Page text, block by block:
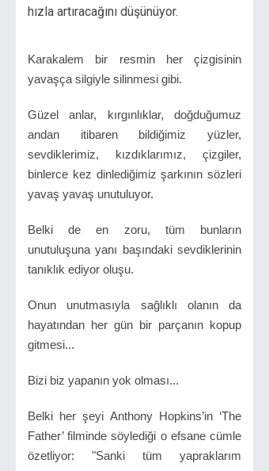
hızla artıracağını düşünüyor.
Karakalem bir resmin her çizgisinin
yavaşça silgiyle silinmesi gibi.
Güzel anlar, kırgınlıklar, doğduğumuz
andan itibaren bildiğimiz yüzler,
sevdiklerimiz, kızdıklarımız, çizgiler,
binlerce kez dinlediğimiz şarkının sözleri
yavaş yavaş unutuluyor.
Belki de en zoru, tüm bunların
unutuluşuna yanı başındaki sevdiklerinin
tanıklık ediyor oluşu.
Onun unutmasıyla sağlıklı olanın da
hayatından her gün bir parçanın kopup
gitmesi...
Bizi biz yapanın yok olması...
Belki her şeyi Anthony Hopkins’in ‘The
Father’ filminde söylediği o efsane cümle
özetliyor: "Sanki tüm yapraklarım